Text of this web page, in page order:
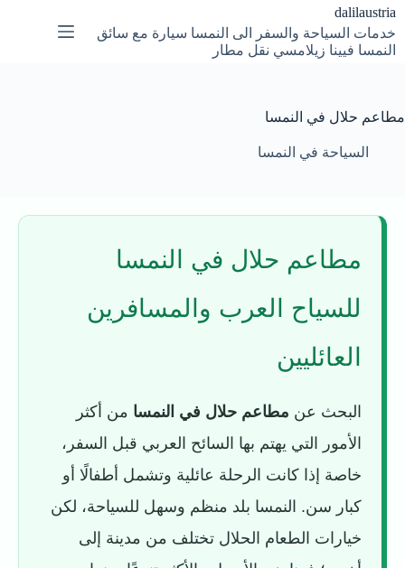
التجاوز
المحتوى
dalilaustria
خدمات السياحة والسفر الى النمسا سيارة مع سائق
النمسا فيينا زيلامسي نقل مطار
مطاعم حلال في النمسا
السياحة في النمسا
مطاعم حلال في النمسا
للسياح العرب والمسافرين
العائليين
البحث عن مطاعم حلال في النمسا من أكثر
الأمور التي يهتم بها السائح العربي قبل السفر،
خاصة إذا كانت الرحلة عائلية وتشمل أطفالًا أو
كبار سن. النمسا بلد منظم وسهل للسياحة، لكن
خيارات الطعام الحلال تختلف من مدينة إلى